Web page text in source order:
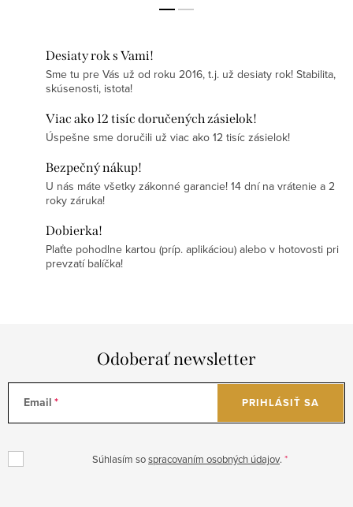
Desiaty rok s Vami!
Sme tu pre Vás už od roku 2016, t.j. už desiaty rok! Stabilita,
skúsenosti, istota!
Viac ako 12 tisíc doručených zásielok!
Úspešne sme doručili už viac ako 12 tisíc zásielok!
Bezpečný nákup!
U nás máte všetky zákonné garancie! 14 dní na vrátenie a 2
roky záruka!
Dobierka!
Plaťte pohodlne kartou (príp. aplikáciou) alebo v hotovosti pri
prevzatí balíčka!
Odoberať newsletter
Email
Súhlasím sospracovaním osobných údajov.
PRIHLÁSIŤ SA